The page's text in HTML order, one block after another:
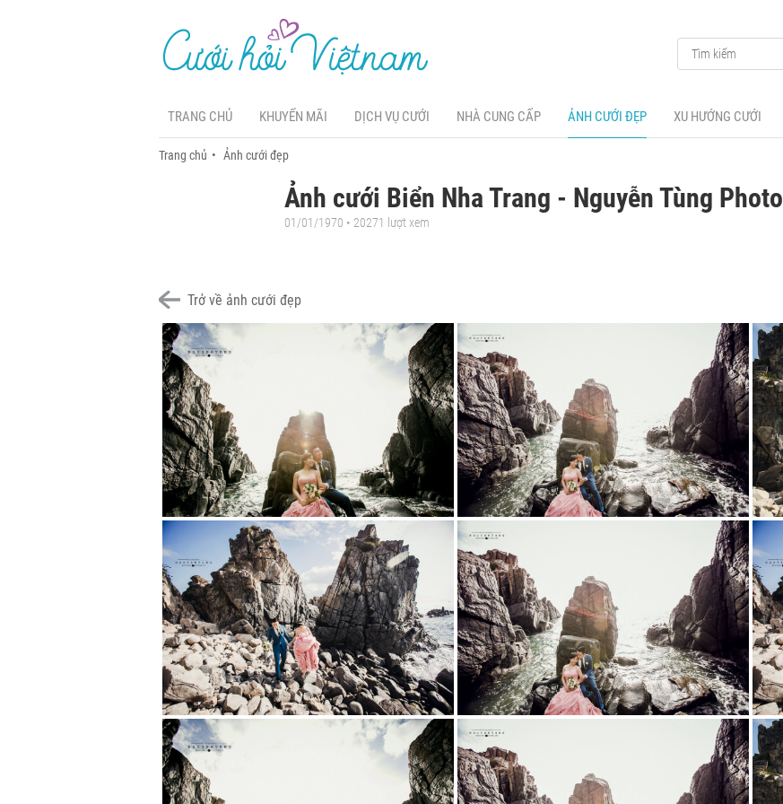
TRANG CHỦ KHUYẾN MÃI DỊCH VỤ CƯỚI NHÀ CUNG CẤP ẢNH CƯỚI ĐẸP XU HƯỚNG CƯỚI
Trang chủ Ảnh cưới đẹp
Ảnh cưới Biển Nha Trang - Nguyễn Tùng Photo
01/01/1970 • 20271 lượt xem
Trở về ảnh cưới đẹp